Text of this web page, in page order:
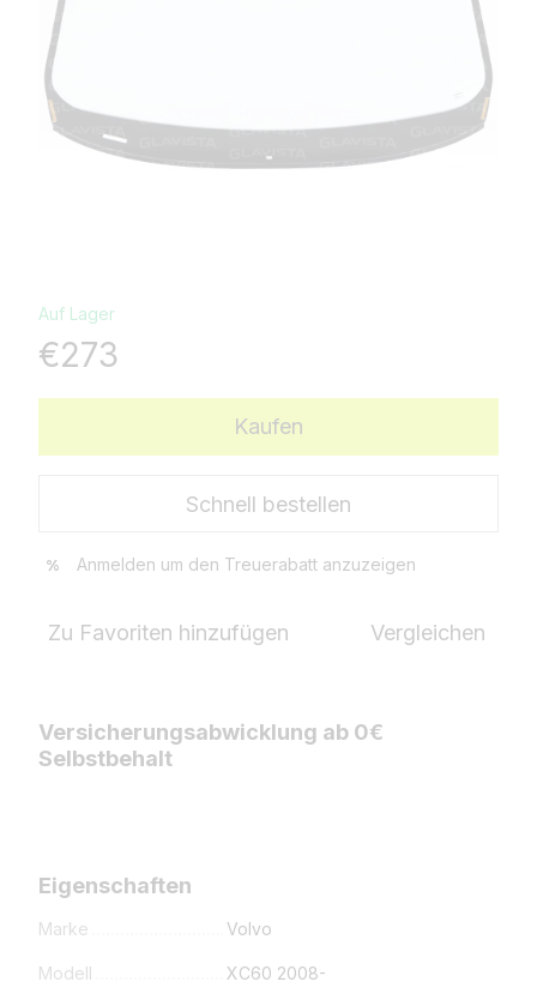
Auf Lager
€273
Kaufen
Schnell bestellen
% Anmelden um den Treuerabatt anzuzeigen
Zu Favoriten hinzufügen Vergleichen
Versicherungsabwicklung ab 0€
Selbstbehalt
Eigenschaften
Marke Volvo
Modell XC60 2008-